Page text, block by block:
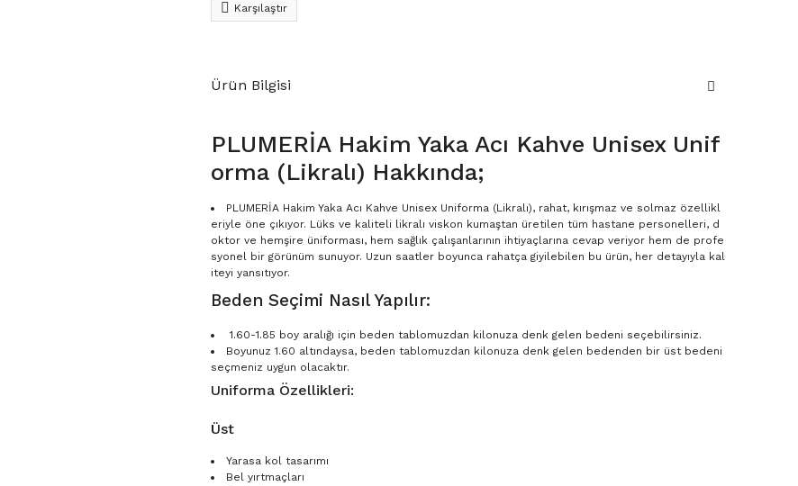
Karşılaştır
Ürün Bilgisi
PLUMERİA Hakim Yaka Acı Kahve Unisex Unif
orma (Likralı) Hakkında;
PLUMERİA Hakim Yaka Acı Kahve Unisex Uniforma (Likralı), rahat, kırışmaz ve solmaz özellikl
eriyle öne çıkıyor. Lüks ve kaliteli likralı viskon kumaştan üretilen tüm hastane personelleri, d
oktor ve hemşire üniforması, hem sağlık çalışanlarının ihtiyaçlarına cevap veriyor hem de profe
syonel bir görünüm sunuyor. Uzun saatler boyunca rahatça giyilebilen bu ürün, her detayıyla kal
iteyi yansıtıyor.
Beden Seçimi Nasıl Yapılır:
1.60-1.85 boy aralığı için beden tablomuzdan kilonuza denk gelen bedeni seçebilirsiniz.
Boyunuz 1.60 altındaysa, beden tablomuzdan kilonuza denk gelen bedenden bir üst bedeni
seçmeniz uygun olacaktır.
Uniforma Özellikleri:
Üst
Yarasa kol tasarımı
Bel yırtmaçları